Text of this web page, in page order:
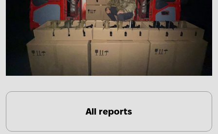
All reports